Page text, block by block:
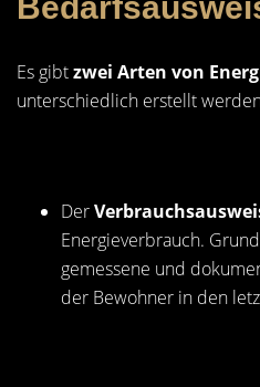
Es gibtzwei Arten von
unterschiedlich erstellt
Der
Energieverbrauch.
gemessene und
der Bewohner in den